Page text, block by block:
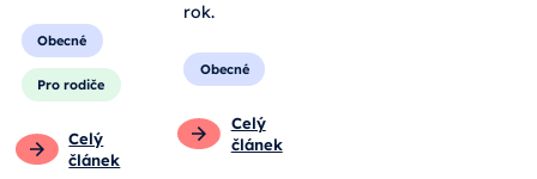
Obecné
Pro rodiče
Celý
článek
rok.
Obecné
Celý
článek